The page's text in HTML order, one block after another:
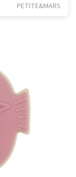
PETITE&MARS